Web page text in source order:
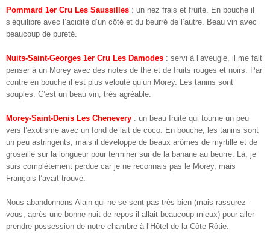
Pommard 1er Cru Les Saussilles : un nez frais et fruité. En bouche il
s’équilibre avec l’acidité d’un côté et du beurré de l’autre. Beau vin avec
beaucoup de pureté.
Nuits-Saint-Georges 1er Cru Les Damodes : servi à l’aveugle, il me fait
penser à un Morey avec des notes de thé et de fruits rouges et noirs. Par
contre en bouche il est plus velouté qu’un Morey. Les tanins sont
souples. C’est un beau vin, très agréable.
Morey-Saint-Denis Les Chenevery : un beau fruité qui tourne un peu
vers l’exotisme avec un fond de lait de coco. En bouche, les tanins sont
un peu astringents, mais il développe de beaux arômes de myrtille et de
groseille sur la longueur pour terminer sur de la banane au beurre. Là, je
suis complètement perdue car je ne reconnais pas le Morey, mais
François l’avait trouvé.
Nous abandonnons Alain qui ne se sent pas très bien (mais rassurez-
vous, après une bonne nuit de repos il allait beaucoup mieux) pour aller
prendre possession de notre chambre à l’Hôtel de la Côte Rôtie.